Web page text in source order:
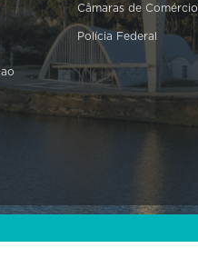
Câmaras de Comércio
Polícia Federal